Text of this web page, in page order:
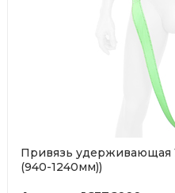
Привязь удерживающая
(940-1240мм))